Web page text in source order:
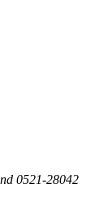
0521-28042